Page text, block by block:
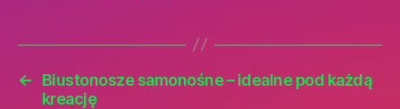
←
Biustonosze samonośne – idealne pod każdą
kreację